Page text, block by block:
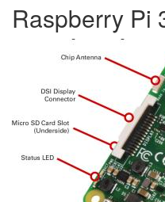
Raspberry Pi